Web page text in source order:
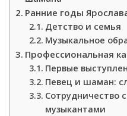
Ранние годы
Детство и семья
Музыкальное
Профессиональная
Первые
Певец и шаман:
Сотрудничество
музыкантами